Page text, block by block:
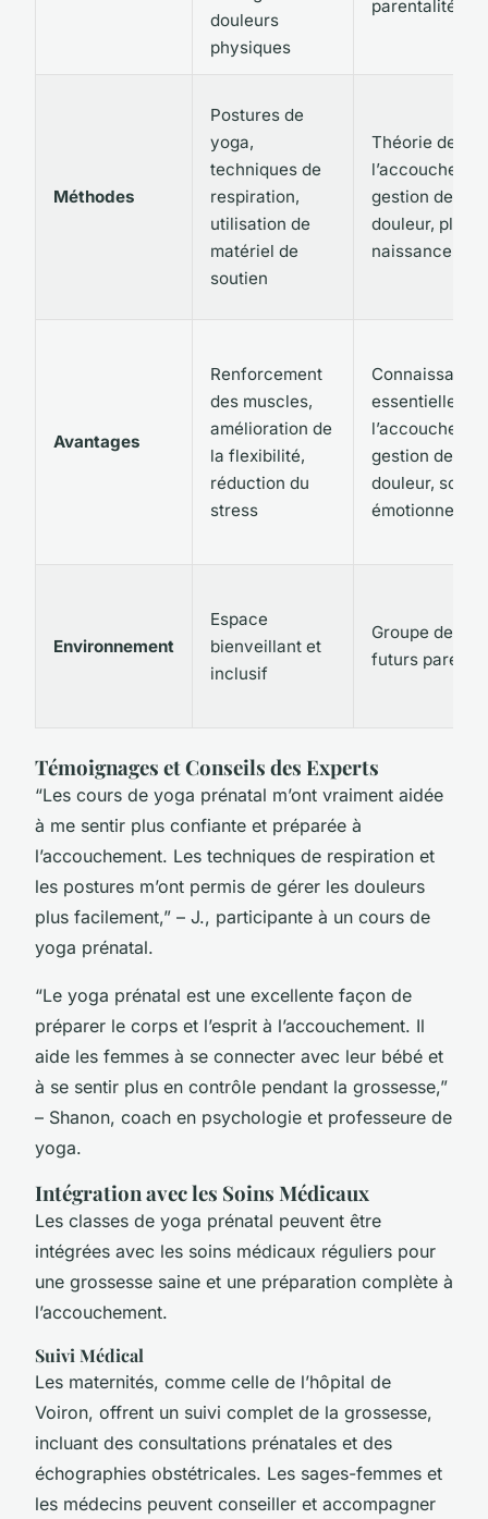
douleurs
physiques
parentalité
Méthodes
Postures de
yoga,
techniques de
respiration,
utilisation de
matériel de
soutien
Théorie de
gestion de la
douleur, plan
naissance
Avantages
Renforcement
des muscles,
amélioration de
la flexibilité,
réduction du
stress
essentielles
gestion de la
douleur,
émotionnel
Environnement
Espace
bienveillant et
inclusif
Groupe de
futurs parents
Témoignages et Conseils des Experts
“Les cours de yoga prénatal m’ont vraiment aidée
à me sentir plus confiante et préparée à
l’accouchement. Les techniques de respiration et
les postures m’ont permis de gérer les douleurs
plus facilement,” – J., participante à un cours de
yoga prénatal.
“Le yoga prénatal est une excellente façon de
préparer le corps et l’esprit à l’accouchement. Il
aide les femmes à se connecter avec leur bébé et
à se sentir plus en contrôle pendant la grossesse,”
– Shanon, coach en psychologie et professeure de
yoga.
Intégration avec les Soins Médicaux
Les classes de yoga prénatal peuvent être
intégrées avec les soins médicaux réguliers pour
une grossesse saine et une préparation complète à
l’accouchement.
Suivi Médical
Les maternités, comme celle de l’hôpital de
Voiron, offrent un suivi complet de la grossesse,
incluant des consultations prénatales et des
échographies obstétricales. Les sages-femmes et
les médecins peuvent conseiller et accompagner